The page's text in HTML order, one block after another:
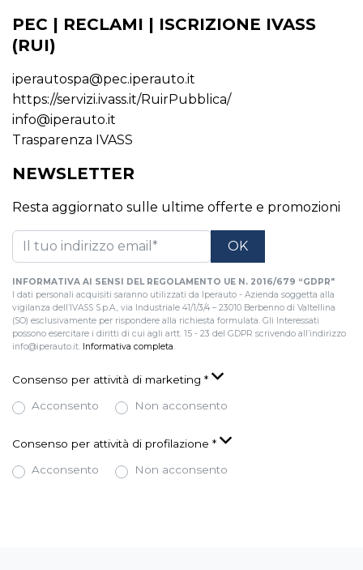
PEC | RECLAMI | ISCRIZIONE IVASS
(RUI)
iperautospa@pec.iperauto.it
https://servizi.ivass.it/RuirPubblica/
info@iperauto.it
Trasparenza IVASS
NEWSLETTER
Resta aggiornato sulle ultime offerte e promozioni
INFORMATIVA AI SENSI DEL REGOLAMENTO UE N. 2016/679 “GDPR"
I dati personali acquisiti saranno utilizzati da Iperauto - Azienda soggetta alla
vigilanza dell’IVASS S.p.A., via Industriale 41/1/3/4 – 23010 Berbenno di Valtellina
(SO) esclusivamente per rispondere alla richiesta formulata. Gli Interessati
possono esercitare i diritti di cui agli artt. 15 - 23 del GDPR scrivendo all’indirizzo
info@iperauto.it. Informativa completa.
Consenso per attività di marketing *
Acconsento
Non acconsento
Consenso per attività di profilazione *
Acconsento
Non acconsento